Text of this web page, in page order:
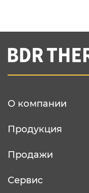
Вы соглашаетесь
О компании
Продукция
Продажи
Сервис